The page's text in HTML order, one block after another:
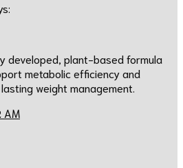
developed, plant-based formula
metabolic efficiency and
weight management.
AM